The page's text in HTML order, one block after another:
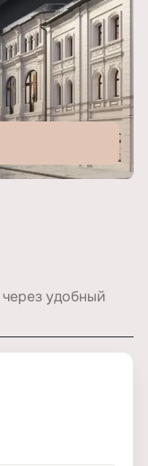
удобный